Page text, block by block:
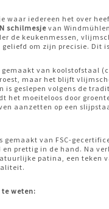
waar iedereen het over
schilmesje van
de keukenmessen,
geliefd om zijn precisie. Dit
gemaakt van koolstofstaal
maar het blijft
is geslepen volgens de
het moeiteloos door
aanzetten op een
gemaakt van FSC-
en prettig in de hand. Na
patina, een teken
weten: